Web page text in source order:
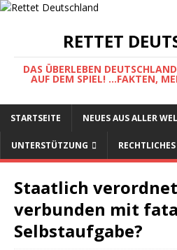
RETTET
DAS ÜBERLEBEN
AUF DEM SPIEL! ...FAKTEN,
STARTSEITE NEUES AUS ALLER
UNTERSTÜTZUNG RECHTLICHES
Staatlich
verbunden mit
Selbstaufgabe?